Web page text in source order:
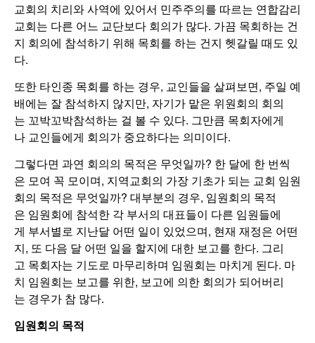
교회의 치리와 사역에 있어서 민주주의를 따르는 연합감리
교회는 다른 어느 교단보다 회의가 많다. 가끔 목회하는 건
지 회의에 참석하기 위해 목회를 하는 건지 헷갈릴 때도 있
다.
또한 타인종 목회를 하는 경우, 교인들을 살펴보면, 주일 예
배에는 잘 참석하지 않지만, 자기가 맡은 위원회의 회의
는 꼬박꼬박참석하는 걸 볼 수 있다. 그만큼 목회자에게
나 교인들에게 회의가 중요하다는 의미이다.
그렇다면 과연 회의의 목적은 무엇일까? 한 달에 한 번씩
은 모여 꼭 모이며, 지역교회의 가장 기초가 되는 교회 임원
회의 목적은 무엇일까? 대부분의 경우, 임원회의 목적
은 임원회에 참석한 각 부서의 대표들이 다른 임원들에
게 부서별로 지난달 어떤 일이 있었으며, 현재 재정은 어떤
지, 또 다음 달 어떤 일을 할지에 대한 보고를 한다. 그리
고 목회자는 기도로 마무리하며 임원회는 마치게 된다. 마
치 임원회는 보고를 위한, 보고에 의한 회의가 되어버리
는 경우가 참 많다.
임원회의 목적